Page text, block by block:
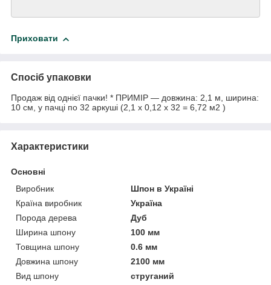
Приховати
Спосіб упаковки
Продаж від однієї пачки! * ПРИМІР — довжина: 2,1 м, ширина:
10 см, у пачці по 32 аркуші (2,1 х 0,12 х 32 = 6,72 м2 )
Характеристики
Основні
Виробник
Шпон в Україні
Країна виробник
Україна
Порода дерева
Дуб
Ширина шпону
100 мм
Товщина шпону
0.6 мм
Довжина шпону
2100 мм
Вид шпону
струганий